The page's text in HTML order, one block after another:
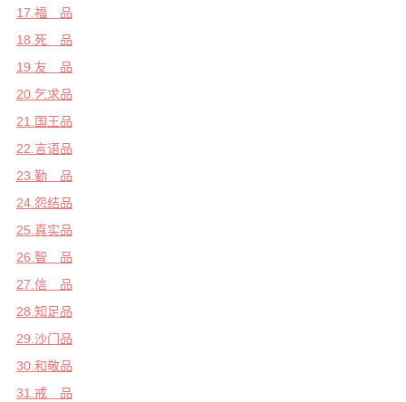
17.福 品
18.死 品
19.友 品
20.乞求品
21.国王品
22.言语品
23.勤 品
24.怨结品
25.真实品
26.智 品
27.信 品
28.知足品
29.沙门品
30.和敬品
31.戒 品